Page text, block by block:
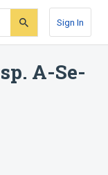
Sign In
A-Se-